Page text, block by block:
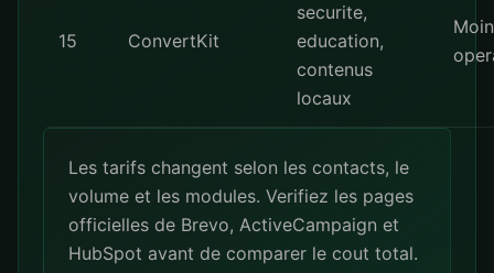
15 ConvertKit
securite,
education,
contenus
locaux
Les tarifs changent selon les contacts, le
volume et les modules. Verifiez les pages
officielles de Brevo, ActiveCampaign et
HubSpot avant de comparer le cout total.